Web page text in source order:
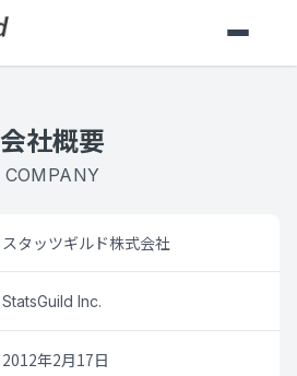
会社概要
COMPANY
スタッツギルド株式会社
StatsGuild Inc.
2012年2月17日